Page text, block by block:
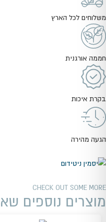
משלוחים לכל הארץ
חממה אורגנית
בקרת איכות
הגעה מהירה
CHECK OUT SOME MORE
מוצרים נוספים